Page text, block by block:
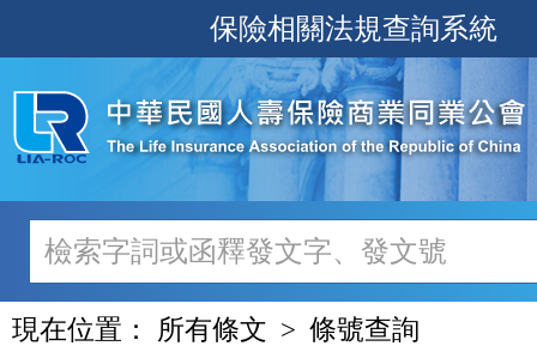
至
主
內
容
保險相關法規查詢系統
現在位置： 所有條文 條號查詢